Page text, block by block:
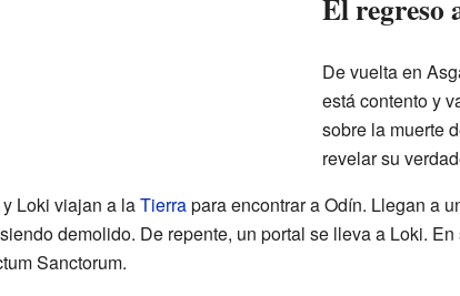
El regreso
De vuelta en
está contento y
sobre la muerte
revelar su
Loki viajan a laTierrapara encontrar a Odín. Llegan a
demolido. De repente, un portal se lleva a Loki.
Sanctorum.